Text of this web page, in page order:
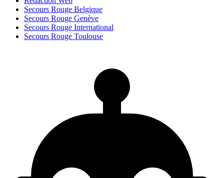
Secours Rouge Belgique
Secours Rouge Genève
Secours Rouge International
Secours Rouge Toulouse